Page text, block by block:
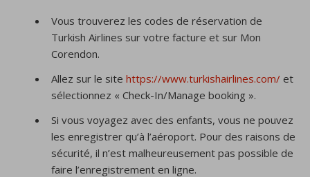
Vous trouverez les codes de réservation de
Turkish Airlines sur votre facture et sur Mon
Corendon.
Allez sur le site https://www.turkishairlines.com/ et
sélectionnez « Check-In/Manage booking ».
Si vous voyagez avec des enfants, vous ne pouvez
les enregistrer qu’à l’aéroport. Pour des raisons de
sécurité, il n’est malheureusement pas possible de
faire l’enregistrement en ligne.